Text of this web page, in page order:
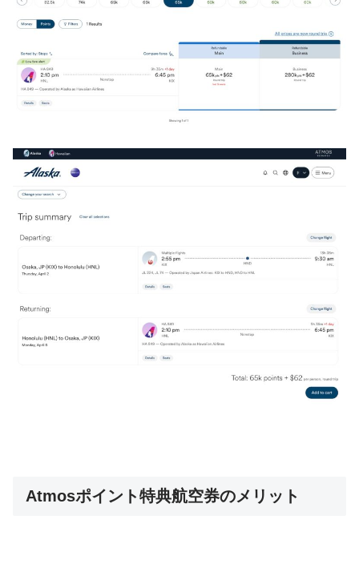
Atmosポイント特典航空券のメリット